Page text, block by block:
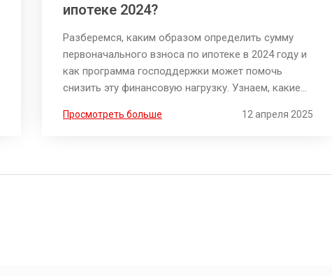
ипотеке 2024?
Разберемся, каким образом определить сумму
первоначального взноса по ипотеке в 2024 году и
как программа господдержки может помочь
снизить эту финансовую нагрузку. Узнаем, какие
шаги помогут подготовиться к ипотеке и избежать
планирует брать ипотеку в ближайшее время.
Просмотреть больше 12 апреля 2025